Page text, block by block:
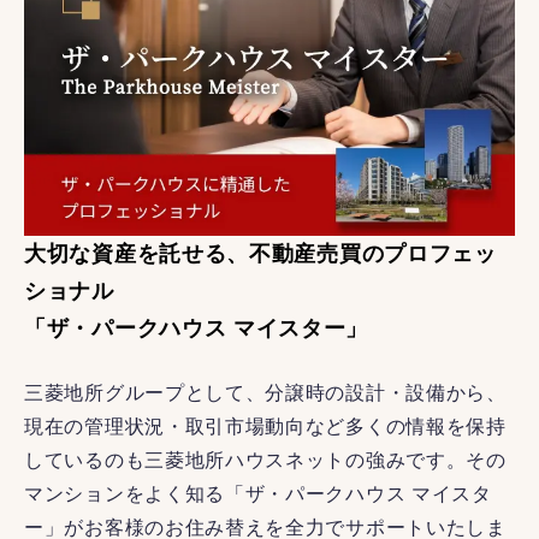
大切な資産を託せる、不動産売買のプロフェッ
ショナル
「ザ・パークハウス マイスター」
三菱地所グループとして、分譲時の設計・設備から、
現在の管理状況・取引市場動向など多くの情報を保持
しているのも三菱地所ハウスネットの強みです。その
マンションをよく知る「ザ・パークハウス マイスタ
ー」がお客様のお住み替えを全力でサポートいたしま